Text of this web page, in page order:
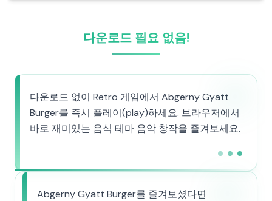
다운로드 필요 없음!
다운로드 없이 Retro 게임에서 Abgerny Gyatt
Burger를 즉시 플레이(play)하세요. 브라우저에서
바로 재미있는 음식 테마 음악 창작을 즐겨보세요.
Abgerny Gyatt Burger를 즐겨보셨다면